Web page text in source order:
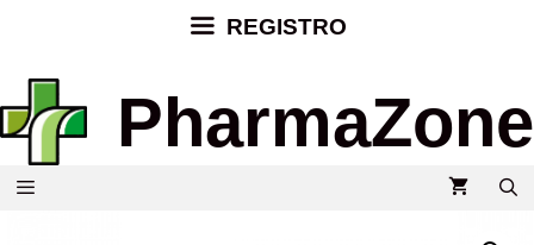
REGISTRO
PharmaZone